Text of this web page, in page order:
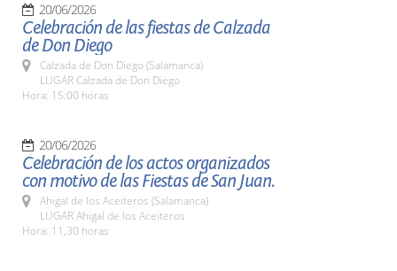
20/06/2026
Celebración de las fiestas de Calzada
de Don Diego
Calzada de Don Diego (Salamanca)
LUGAR Calzada de Don Diego
Hora: 15:00 horas
20/06/2026
Celebración de los actos organizados
con motivo de las Fiestas de San Juan.
Ahigal de los Aceiteros (Salamanca)
LUGAR Ahigal de los Aceiteros
Hora: 11,30 horas